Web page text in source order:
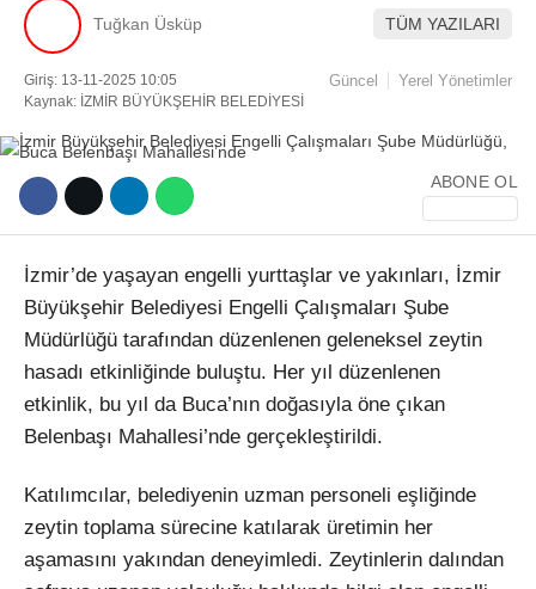
Tuğkan Üsküp TÜM YAZILARI
Giriş: 13-11-2025 10:05
Kaynak: İZMİR BÜYÜKŞEHİR BELEDİYESİ
Güncel Yerel Yönetimler
ABONE OL
İzmir’de yaşayan engelli yurttaşlar ve yakınları, İzmir
Büyükşehir Belediyesi Engelli Çalışmaları Şube
Müdürlüğü tarafından düzenlenen geleneksel zeytin
hasadı etkinliğinde buluştu. Her yıl düzenlenen
etkinlik, bu yıl da Buca’nın doğasıyla öne çıkan
Belenbaşı Mahallesi’nde gerçekleştirildi.
Katılımcılar, belediyenin uzman personeli eşliğinde
zeytin toplama sürecine katılarak üretimin her
aşamasını yakından deneyimledi. Zeytinlerin dalından